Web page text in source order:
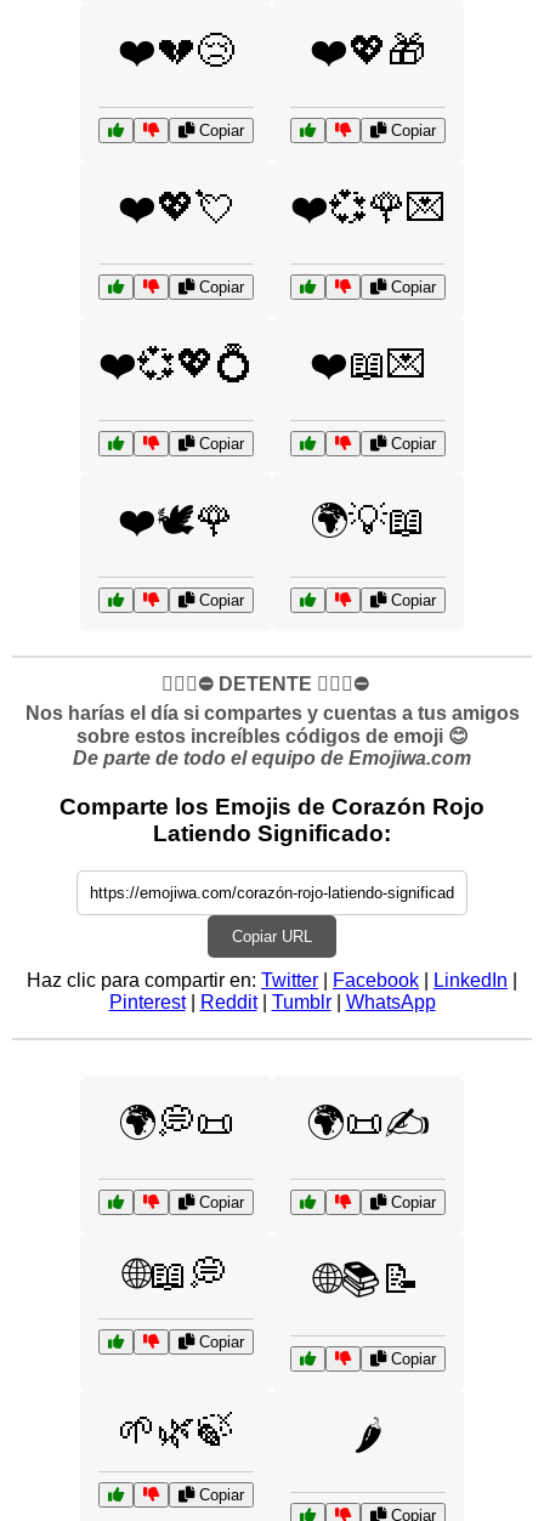
❤️💔😢
Copiar
❤️💖🎁
Copiar
❤️💖💘
Copiar
❤️💞🌹💌
Copiar
❤️💞💖💍
Copiar
❤️📖💌
Copiar
❤️🕊️🌹
Copiar
🌍💡📖
Copiar
✋🏻🛑⛔️ DETENTE ✋🏻🛑⛔️
Nos harías el día si compartes y cuentas a tus amigos
sobre estos increíbles códigos de emoji 😊
De parte de todo el equipo de Emojiwa.com
Comparte los Emojis de Corazón Rojo
Latiendo Significado:
Copiar URL
Haz clic para compartir en: Twitter Facebook LinkedIn
Pinterest| Reddit| Tumblr| WhatsApp
🌍💭📜
Copiar
🌍📜✍️
Copiar
🌐📖💭
Copiar
🌐📚📝
Copiar
🌱🌿🍃
Copiar
🌶️
Copiar